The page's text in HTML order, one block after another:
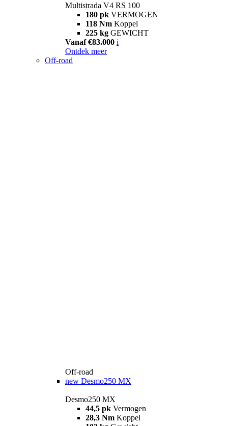
Multistrada V4 RS 100
180 pk VERMOGEN
118 Nm Koppel
225 kg GEWICHT
Vanaf €83.000 i
Ontdek meer
Off-road
Off-road
new Desmo250 MX
Desmo250 MX
44,5 pk Vermogen
28,3 Nm Koppel